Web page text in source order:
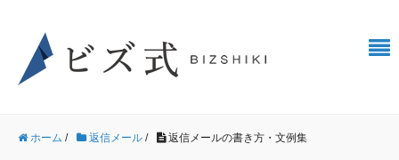
ホーム / 返信メール / 返信メールの書き方・文例集